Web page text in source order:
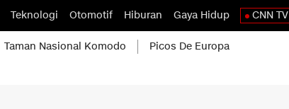
Teknologi Otomotif Hiburan Gaya Hidup CNN TV
Taman Nasional Komodo Picos De Europa